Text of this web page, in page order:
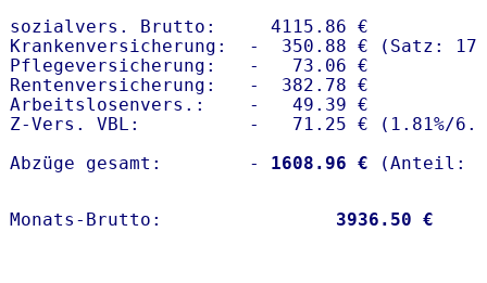
sozialvers. Brutto:     4115.86 €
Krankenversicherung:  -  350.88 € (Satz:
Pflegeversicherung:   -   73.06 €
Rentenversicherung:   -  382.78 €
Arbeitslosenvers.:    -   49.39 €
Z-Vers. VBL:          -   71.25 € ( 1.81%/
Abzüge gesamt:        -
1608.96 €
Monats-Brutto: 3936.50 €